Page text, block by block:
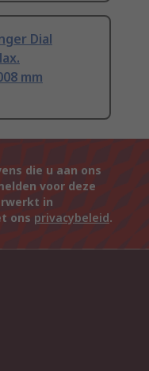
Dial
mm
die u aan ons
voor deze
in
ons privacybeleid.